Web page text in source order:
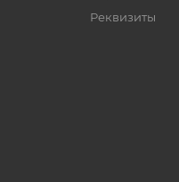
Реквизиты